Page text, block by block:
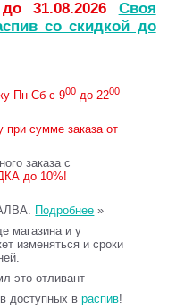
31.08.2026 Своя
со скидкой до
Пн-Сб с 900 до 2200
при сумме заказа от
заказа с
до 10%!
Подробнее »
магазина и у
изменяться и сроки
это отливант
доступных враспив!